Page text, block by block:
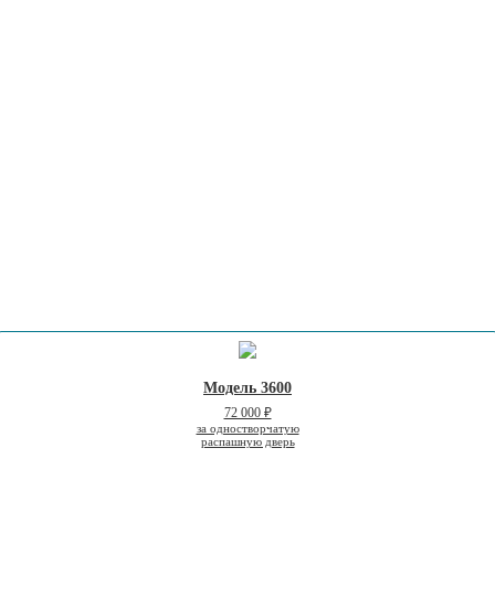
Модель 3600
72 000 ₽
за одностворчатую
распашную дверь